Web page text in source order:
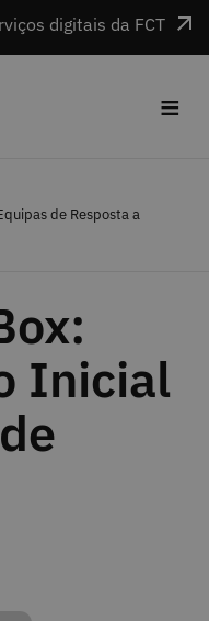
digitais da FCT
≡
de Resposta a
Inicial